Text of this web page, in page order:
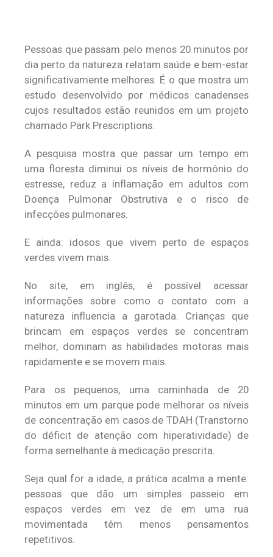
Pessoas que passam pelo menos 20 minutos por
dia perto da natureza relatam saúde e bem-estar
significativamente melhores. É o que mostra um
estudo desenvolvido por médicos canadenses
cujos resultados estão reunidos em um projeto
chamado Park Prescriptions.
A pesquisa mostra que passar um tempo em
uma floresta diminui os níveis de hormônio do
estresse, reduz a inflamação em adultos com
Doença Pulmonar Obstrutiva e o risco de
infecções pulmonares.
E ainda: idosos que vivem perto de espaços
verdes vivem mais.
No site, em inglês, é possível acessar
informações sobre como o contato com a
natureza influencia a garotada. Crianças que
brincam em espaços verdes se concentram
melhor, dominam as habilidades motoras mais
rapidamente e se movem mais.
Para os pequenos, uma caminhada de 20
minutos em um parque pode melhorar os níveis
de concentração em casos de TDAH (Transtorno
do déficit de atenção com hiperatividade) de
forma semelhante à medicação prescrita.
Seja qual for a idade, a prática acalma a mente:
pessoas que dão um simples passeio em
espaços verdes em vez de em uma rua
movimentada têm menos pensamentos
repetitivos.